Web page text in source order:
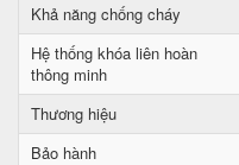
Khả năng chống cháy
Hệ thống khóa liên hoàn
thông minh
Thương hiệu
Bảo hành